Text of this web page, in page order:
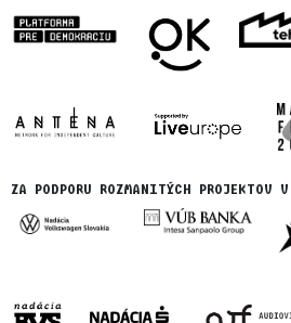
ZA PODPORU ROZMANITÝCH PROJEKTOV